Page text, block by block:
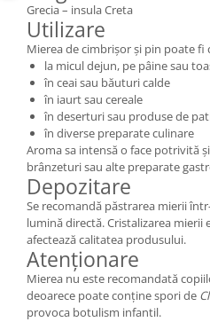
Grecia – insula Creta
Utilizare
Mierea de cimbrișor și pin poate
la micul dejun, pe pâine sau
în ceai sau băuturi calde
în iaurt sau cereale
în deserturi sau produse de
în diverse preparate culinare
Aroma sa intensă o face potrivită
brânzeturi sau alte preparate
Depozitare
Se recomandă păstrarea mierii
lumină directă. Cristalizarea mierii
afectează calitatea produsului.
Atenționare
Mierea nu este recomandată
deoarece poate conține spori de
provoca botulism infantil.